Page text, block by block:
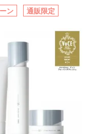
の蓄積を抑え、シミ・
ぐ*2 デクスパンテノ
れからできるシミのこ
いによる透明感のある
オーバーを促進して、
塊を微細化すること*6
情報は商品ページをご覧
・BEAUTY夏祭りは、こ
ア(*3)シリーズ。オル
ットシリーズは、年齢
み一つ一つを対処するの
肌で起きていることの根
目。加齢とともに現れる
について研究を進めたと
や、くすみ(*7)などが現
態である「透明感のな
人の肌印象に大きな影響
ることがわかりました。
ン
通販限定